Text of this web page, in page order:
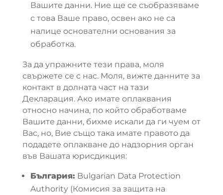
Вашите данни. Ние ще се съобразяваме
с това Ваше право, освен ако не са
налице основателни основания за
обработка.
За да упражните тези права, моля
свържете се с нас. Моля, вижте данните за
контакт в долната част на тази
Декларация. Ако имате оплаквания
относно начина, по който обработваме
Вашите данни, бихме искали да ги чуем от
Вас, но, Вие също така имате правото да
подадете оплакване до надзорния орган
във Вашата юрисдикция:
България: Bulgarian Data Protection
Authority (Комисия за защита на